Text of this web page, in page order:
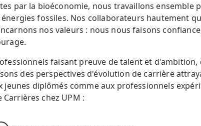
par la bioéconomie, nous travaillons ensemble
fossiles. Nos collaborateurs hautement
nos valeurs : nous nous faisons
faisant preuve de talent et
des perspectives d'évolution de carrière
diplômés comme aux professionnels
chez UPM :